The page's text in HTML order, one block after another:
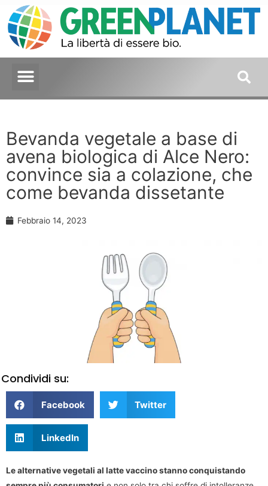
Bevanda vegetale a base di
avena biologica di Alce Nero:
convince sia a colazione, che
come bevanda dissetante
Febbraio 14, 2023
Condividi su:
Facebook Twitter
LinkedIn
Le alternative vegetali al latte vaccino stanno conquistando